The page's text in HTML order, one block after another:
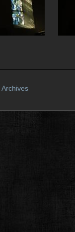
Archives